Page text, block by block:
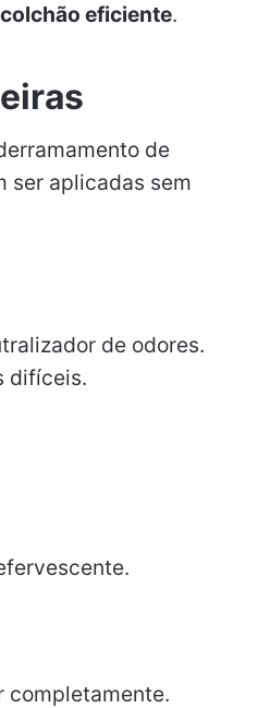
eficiente.
de
ser aplicadas sem
de odores.
difíceis.
completamente.